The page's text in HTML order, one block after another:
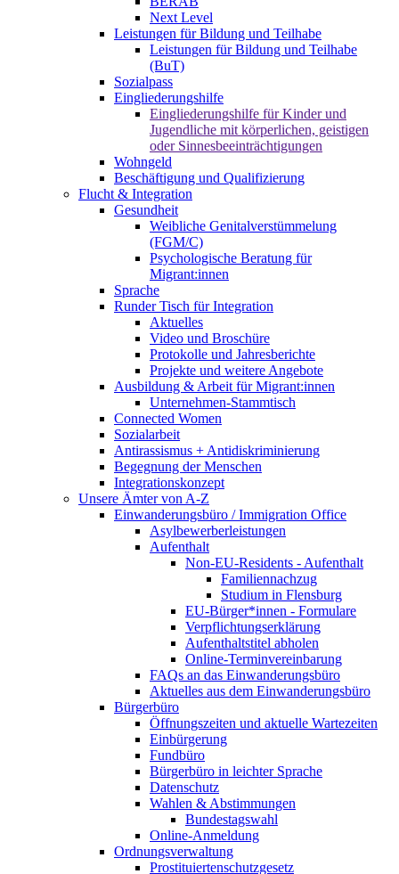
Next Level
Leistungen für Bildung und Teilhabe
Leistungen für Bildung und Teilhabe
(BuT)
Sozialpass
Eingliederungshilfe
Eingliederungshilfe für Kinder und
Jugendliche mit körperlichen, geistigen
oder Sinnesbeeinträchtigungen
Wohngeld
Beschäftigung und Qualifizierung
Flucht & Integration
Gesundheit
Weibliche Genitalverstümmelung
(FGM/C)
Psychologische Beratung für
Migrant:innen
Sprache
Runder Tisch für Integration
Aktuelles
Video und Broschüre
Protokolle und Jahresberichte
Projekte und weitere Angebote
Ausbildung & Arbeit für Migrant:innen
Unternehmen-Stammtisch
Connected Women
Sozialarbeit
Antirassismus + Antidiskriminierung
Begegnung der Menschen
Integrationskonzept
Unsere Ämter von A-Z
Einwanderungsbüro / Immigration Office
Asylbewerberleistungen
Aufenthalt
Non-EU-Residents - Aufenthalt
Familiennachzug
Studium in Flensburg
EU-Bürger*innen - Formulare
Verpflichtungserklärung
Aufenthaltstitel abholen
Online-Terminvereinbarung
FAQs an das Einwanderungsbüro
Aktuelles aus dem Einwanderungsbüro
Bürgerbüro
Öffnungszeiten und aktuelle Wartezeiten
Einbürgerung
Fundbüro
Bürgerbüro in leichter Sprache
Datenschutz
Wahlen & Abstimmungen
Bundestagswahl
Online-Anmeldung
Ordnungsverwaltung
Prostituiertenschutzgesetz